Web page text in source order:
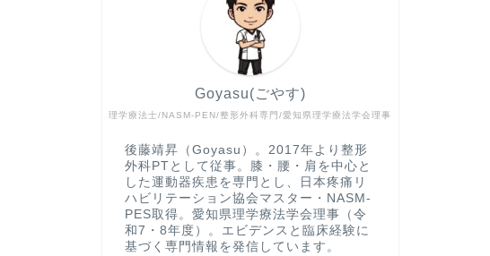
理学療法士/NASM-PEN/整形外科専門/愛知県理学療法学会理事
Goyasu(ごやす)
後藤靖昇（Goyasu）。2017年より整形
外科PTとして従事。膝・腰・肩を中心と
した運動器疾患を専門とし、日本疼痛リ
ハビリテーション協会マスター・NASM-
PES取得。愛知県理学療法学会理事（令
和7・8年度）。エビデンスと臨床経験に
基づく専門情報を発信しています。